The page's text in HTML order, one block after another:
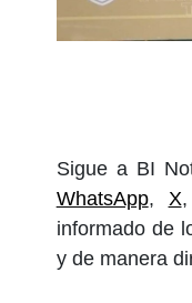
Sigue a BI
WhatsApp, X
informado de
y de manera